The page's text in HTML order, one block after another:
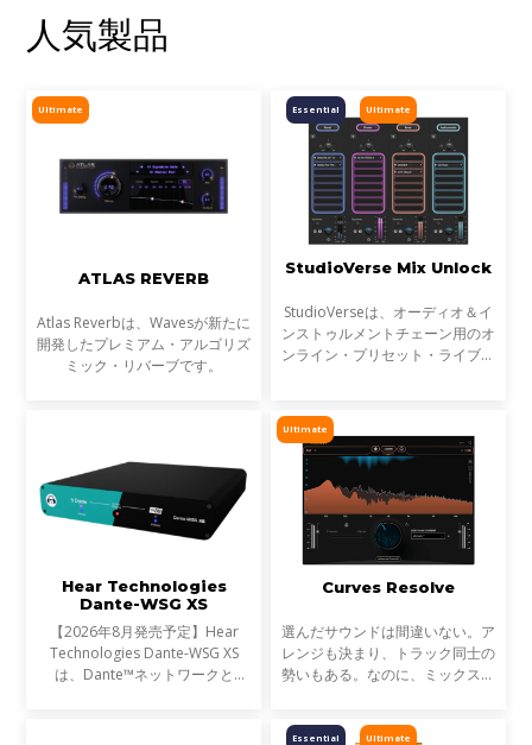
人気製品
Ultimate
ATLAS REVERB
Atlas Reverbは、Wavesが新たに
開発したプレミアム・アルゴリズ
ミック・リバーブです。
Ultimate
Essential
StudioVerse Mix Unlock
StudioVerseは、オーディオ＆イ
ンストゥルメントチェーン用のオ
ンライン・プリセット・ライブラ
し、完成済みのミックス、サンプ
ル、ループ素材を瞬時に解
Hear Technologies
Dante-WSG XS
【2026年8月発売予定】Hear
Technologies Dante-WSG XS
は、Dante™ネットワークと
Ultimate
Curves Resolve
選んだサウンドは間違いない。ア
レンジも決まり、トラック同士の
勢いもある。なのに、ミックスが
らです。これが音のマスキングと
Ultimate
Essential